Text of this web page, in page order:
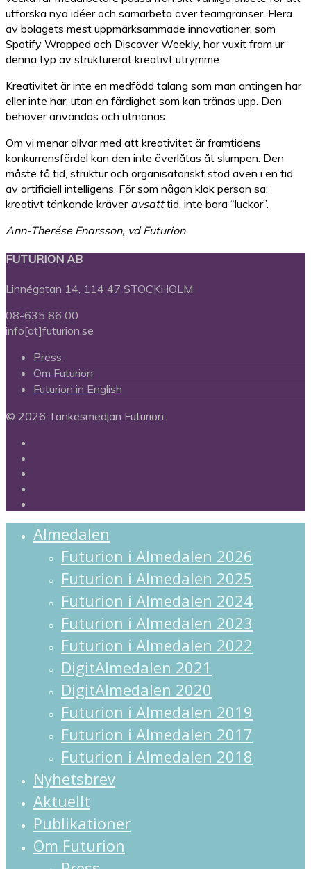
utforska nya idéer och samarbeta över teamgränser. Flera
av bolagets mest uppmärksammade innovationer, som
Spotify Wrapped och Discover Weekly, har vuxit fram ur
denna typ av strukturerat kreativt utrymme.
Kreativitet är inte en medfödd talang som man antingen har
eller inte har, utan en färdighet som kan tränas upp. Den
behöver användas och utmanas.
Om vi menar allvar med att kreativitet är framtidens
konkurrensfördel kan den inte överlåtas åt slumpen. Den
måste få tid, struktur och organisatoriskt stöd även i en tid
av artificiell intelligens. För som någon klok person sa:
kreativt tänkande kräver avsatttid, inte bara “luckor”.
Ann-Therése Enarsson, vd Futurion
FUTURION AB
Linnégatan 14, 114 47 STOCKHOLM
08-635 86 00
info[at]futurion.se
Press
Om Futurion
Futurion in English
© 2026 Tankesmedjan Futurion.
Almedalen
Futurion i Almedalen 2026
Futurion i Almedalen 2025
Futurion i Almedalen 2024
Futurion i Almedalen 2023
Futurion i Almedalen 2022
DigitAlmedalen 2021
DigitAlmedalen 2020
Futurion i Almedalen 2019
Futurion i Almedalen 2017
Futurion i Almedalen 2018
Nyhetsbrev
Aktuellt
Publikationer
Om Futurion